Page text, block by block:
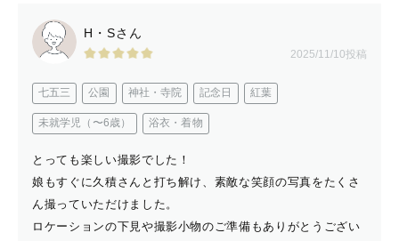
H・Sさん
2025/11/10投稿
七五三 公園 神社・寺院 記念日 紅葉
未就学児（〜6歳） 浴衣・着物
とっても楽しい撮影でした！
娘もすぐに久積さんと打ち解け、素敵な笑顔の写真をたくさ
ん撮っていただけました。
ロケーションの下見や撮影小物のご準備もありがとうござい